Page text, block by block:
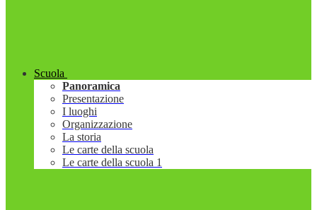
Scuola
Panoramica
Presentazione
I luoghi
Organizzazione
La storia
Le carte della scuola
Le carte della scuola 1